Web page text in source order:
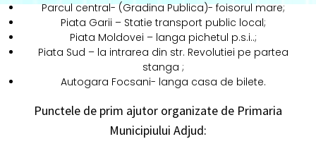
Parcul central- (Gradina Publica)- foisorul mare;
Piata Garii – Statie transport public local;
Piata Moldovei – langa pichetul p.s.i..;
Piata Sud – la intrarea din str. Revolutiei pe partea
stanga ;
Autogara Focsani- langa casa de bilete.
Punctele de prim ajutor organizate de Primaria
Municipiului Adjud: